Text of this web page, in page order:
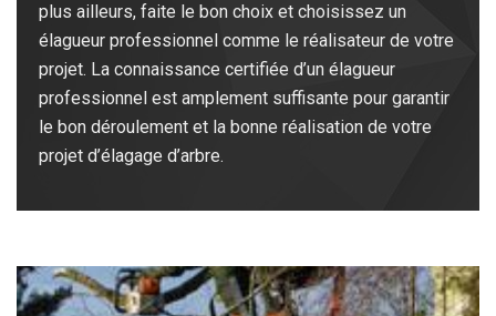
plus ailleurs, faite le bon choix et choisissez un
élagueur professionnel comme le réalisateur de votre
projet. La connaissance certifiée d’un élagueur
professionnel est amplement suffisante pour garantir
le bon déroulement et la bonne réalisation de votre
projet d’élagage d’arbre.